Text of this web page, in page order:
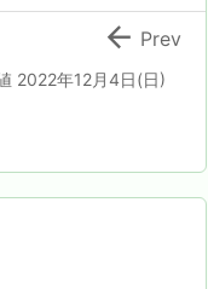
2022年12月4日(日)
 Prev